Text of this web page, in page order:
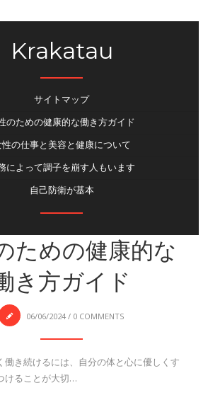
Krakatau
サイトマップ
のための健康的な働き方ガイド
性の仕事と美容と健康について
によって調子を崩す人もいます
自己防衛が基本
ための健康的な
き方ガイド
06/06/2024 / 0 COMMENTS
働き続けるには、自分の体と心に優しくす
けることが大切…